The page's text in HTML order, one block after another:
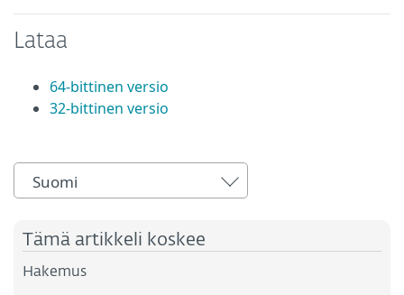
Lataa
64-bittinen versio
32-bittinen versio
Suomi
Tämä artikkeli koskee
Hakemus